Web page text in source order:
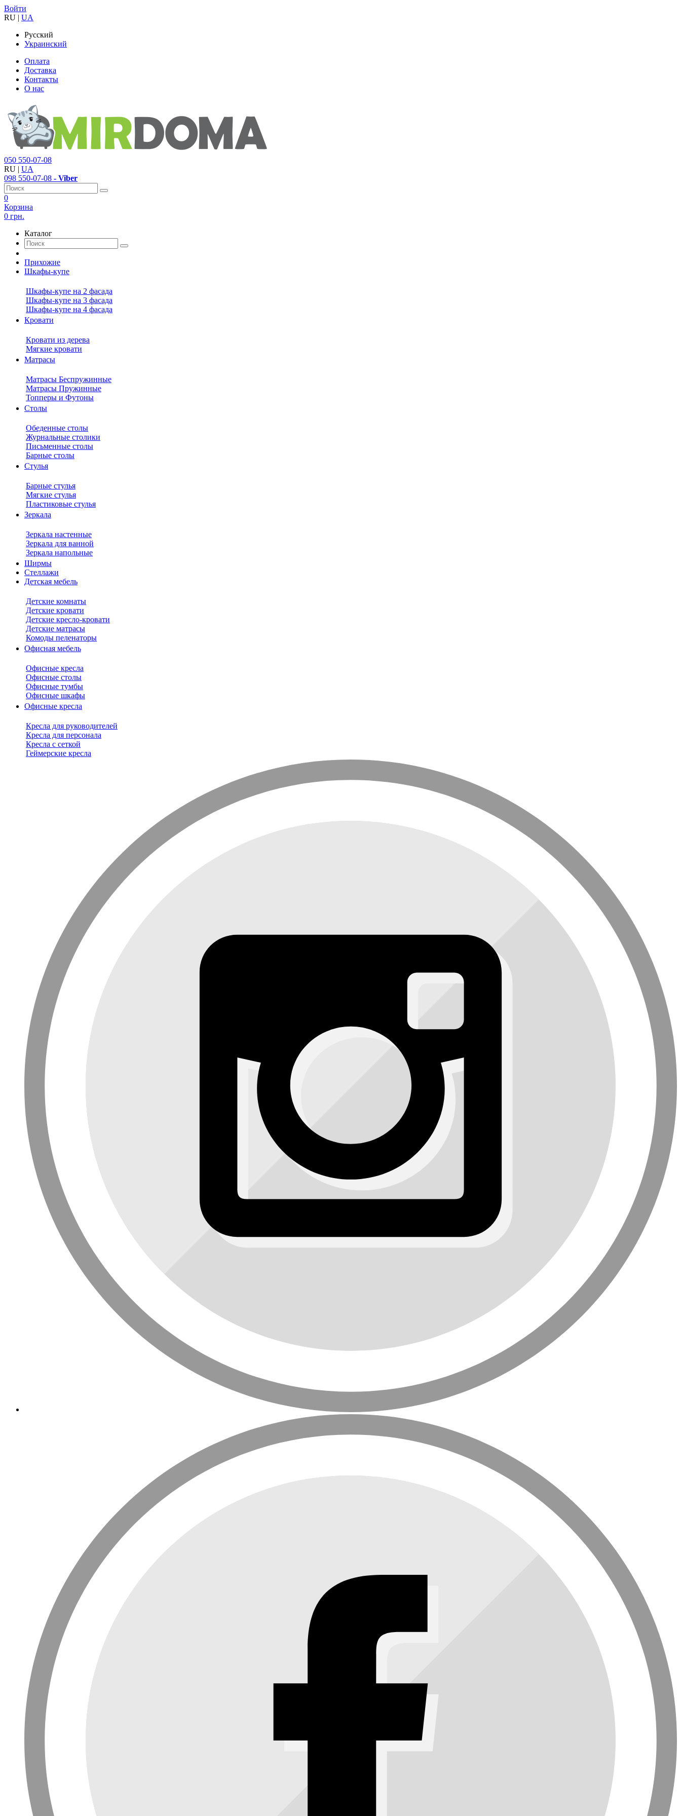
Войти
RU | UA
Русский
Украинский
Оплата
Доставка
Контакты
О нас
050 550-07-08
RU | UA
098 550-07-08 - Viber
0
Корзина
0 грн.
Каталог
Прихожие
Шкафы-купе
Шкафы-купе на 2 фасада
Шкафы-купе на 3 фасада
Шкафы-купе на 4 фасада
Кровати
Кровати из дерева
Мягкие кровати
Матрасы
Матрасы Беспружинные
Матрасы Пружинные
Топперы и Футоны
Столы
Обеденные столы
Журнальные столики
Письменные столы
Барные столы
Стулья
Барные стулья
Мягкие стулья
Пластиковые стулья
Зеркала
Зеркала настенные
Зеркала для ванной
Зеркала напольные
Ширмы
Стеллажи
Детская мебель
Детские комнаты
Детские кровати
Детские кресло-кровати
Детские матрасы
Комоды пеленаторы
Офисная мебель
Офисные кресла
Офисные столы
Офисные тумбы
Офисные шкафы
Офисные кресла
Кресла для руководителей
Кресла для персонала
Кресла с сеткой
Геймерские кресла